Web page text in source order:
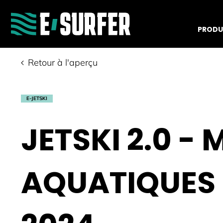
Retour à l'aperçu
E-JETSKI
JETSKI 2.0 -
AQUATIQUES